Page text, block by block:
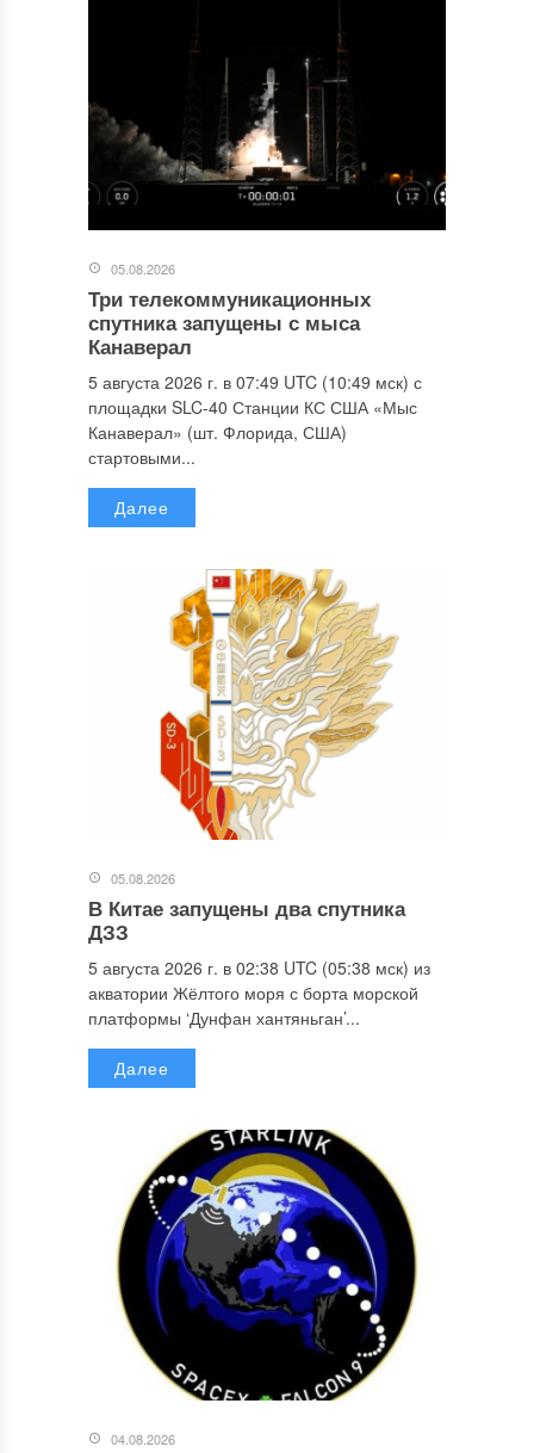
05.08.2026
Три телекоммуникационных
спутника запущены с мыса
Канаверал
5 августа 2026 г. в 07:49 UTC (10:49 мск) с
площадки SLC-40 Станции КС США «Мыс
Канаверал» (шт. Флорида, США)
стартовыми...
Далее
05.08.2026
В Китае запущены два спутника
ДЗЗ
5 августа 2026 г. в 02:38 UTC (05:38 мск) из
акватории Жёлтого моря с борта морской
платформы ‘Дунфан хантяньган’...
Далее
04.08.2026